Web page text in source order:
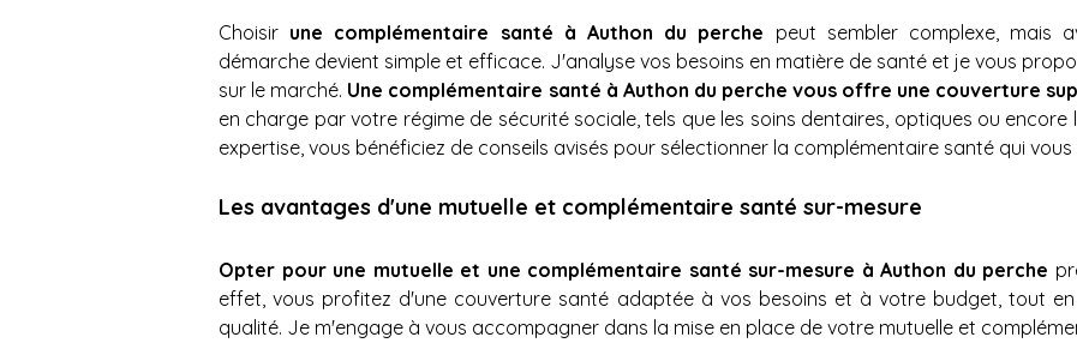
Choisir une complémentaire santé à Authon du perche peut sembler complexe, mais
démarche devient simple et efficace. J'analyse vos besoins en matière de santé et je vous
sur le marché. Une complémentaire santé à Authon du perche vous offre une couverture
en charge par votre régime de sécurité sociale, tels que les soins dentaires, optiques ou encore
expertise, vous bénéficiez de conseils avisés pour sélectionner la complémentaire santé qui vous
Les avantages d'une mutuelle et complémentaire santé sur-mesure
Opter pour une mutuelle et une complémentaire santé sur-mesure à Authon du perche
effet, vous profitez d'une couverture santé adaptée à vos besoins et à votre budget, tout
qualité. Je m'engage à vous accompagner dans la mise en place de votre mutuelle et